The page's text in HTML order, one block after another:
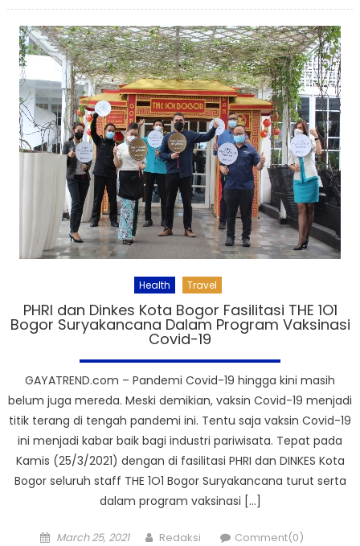
Health Travel
PHRI dan Dinkes Kota Bogor Fasilitasi THE 1O1
Bogor Suryakancana Dalam Program Vaksinasi
Covid-19
GAYATREND.com – Pandemi Covid-19 hingga kini masih
belum juga mereda. Meski demikian, vaksin Covid-19 menjadi
titik terang di tengah pandemi ini. Tentu saja vaksin Covid-19
ini menjadi kabar baik bagi industri pariwisata. Tepat pada
Kamis (25/3/2021) dengan di fasilitasi PHRI dan DINKES Kota
Bogor seluruh staff THE 1O1 Bogor Suryakancana turut serta
dalam program vaksinasi […]
Posted
March 25, 2021 Author
Redaksi Comment(0)